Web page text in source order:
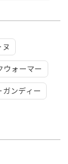
ヌ
ウォーマー
ガンディー